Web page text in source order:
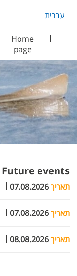
עברית
Home
page
Future events
תאריך07.08.2026
תאריך07.08.2026
תאריך08.08.2026